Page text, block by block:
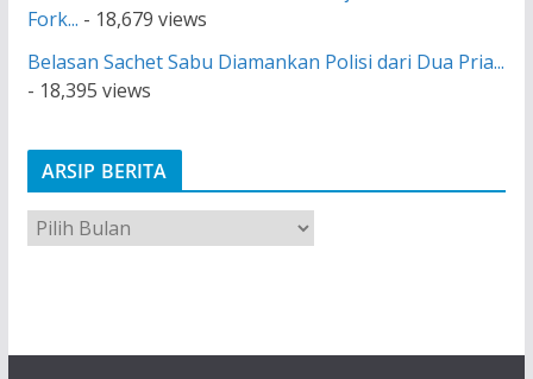
Fork... - 18,679 views
Belasan Sachet Sabu Diamankan Polisi dari Dua Pria...
- 18,395 views
ARSIP BERITA
A
r